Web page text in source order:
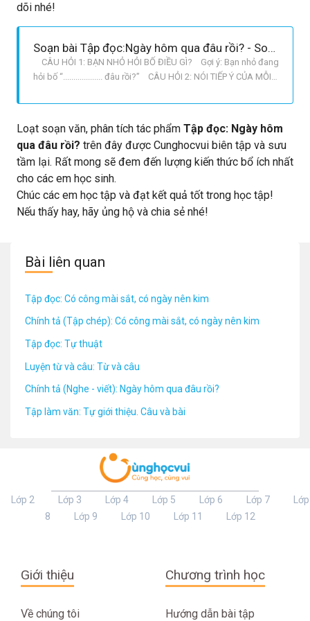
dõi nhé!
Soạn bài Tập đọc:Ngày hôm qua đâu rồi? - Soạn tiếng việt lớp 2
CÂU HỎI 1: BẠN NHỎ HỎI BỐ ĐIỀU GÌ? Gợi ý: Bạn nhỏ đang
hỏi bố “................... đâu rồi?” CÂU HỎI 2: NÓI TIẾP Ý CỦA MỖI
lại................................ trong vườn. Ngày hôm qua ở
Loạt soạn văn, phân tích tác phẩm Tập đọc: Ngày hôm
qua đâu rồi? trên đây được Cunghocvui biên tập và sưu
tầm lại. Rất mong sẽ đem đến lượng kiến thức bổ ích nhất
cho các em học sinh.
Chúc các em học tập và đạt kết quả tốt trong học tập!
Nếu thấy hay, hãy ủng hộ và chia sẻ nhé!
Bài liên quan
Tập đọc: Có công mài sắt, có ngày nên kim
Chính tả (Tập chép): Có công mài sắt, có ngày nên kim
Tập đọc: Tự thuật
Luyện từ và câu: Từ và câu
Chính tả (Nghe - viết): Ngày hôm qua đâu rồi?
Tập làm văn: Tự giới thiệu. Câu và bài
Lớp 2 Lớp 3 Lớp 4 Lớp 5 Lớp 6 Lớp 7
Lớp
8
Lớp 9 Lớp 10 Lớp 11 Lớp 12
Giới thiệu
Về chúng tôi
Chương trình học
Hướng dẫn bài tập